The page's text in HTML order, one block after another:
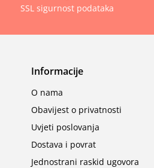
SSL sigurnost podataka
Informacije
O nama
Obavijest o privatnosti
Uvjeti poslovanja
Dostava i povrat
Jednostrani raskid ugovora